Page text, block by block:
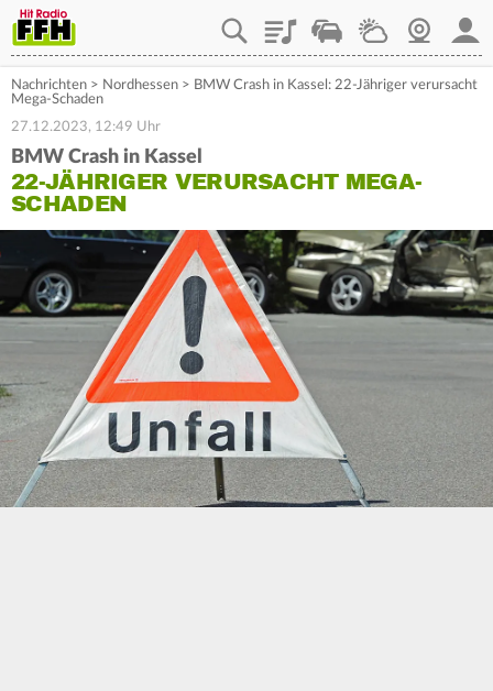
PlaylistStaupilotWetterWebcam
Nachrichten > Nordhessen > BMW Crash in Kassel: 22-Jähriger verursacht
Mega-Schaden
27.12.2023, 12:49 Uhr
BMW Crash in Kassel
22-JÄHRIGER VERURSACHT MEGA-
SCHADEN